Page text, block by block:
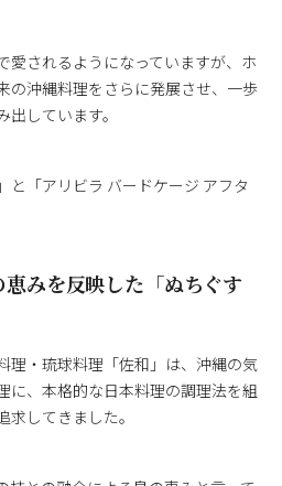
愛されるようになっていますが、ホ
の沖縄料理をさらに発展させ、一歩
しています。
と「アリビラ バードケージ アフタ
みを反映した「ぬちぐす
理・琉球料理「佐和」は、沖縄の気
に、本格的な日本料理の調理法を組
してきました。